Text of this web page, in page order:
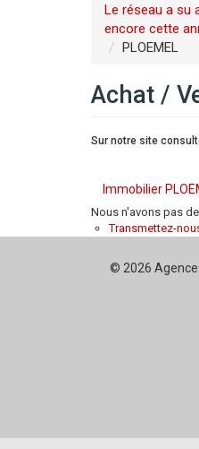
Le réseau a su
encore cette
PLOEMEL
Achat /
Sur notre site
Immobilier
Nous n'avons pas
Transmettez-
© 2026 Agence